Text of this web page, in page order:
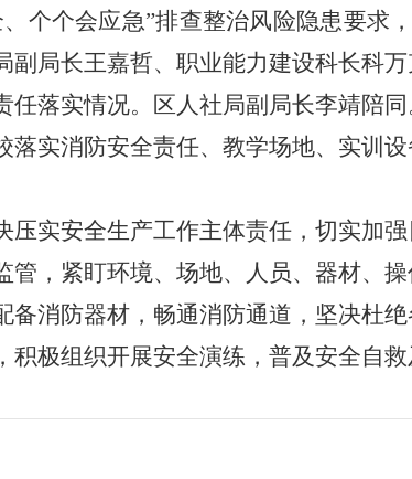
个会应急”排查整治风险隐患要求，
副局长王嘉哲、职业能力建设科长科
落实情况。区人社局副局长李靖陪同
实消防安全责任、教学场地、实训设
实安全生产工作主体责任，切实加强
管，紧盯环境、场地、人员、器材、
备消防器材，畅通消防通道，坚决杜
积极组织开展安全演练，普及安全自